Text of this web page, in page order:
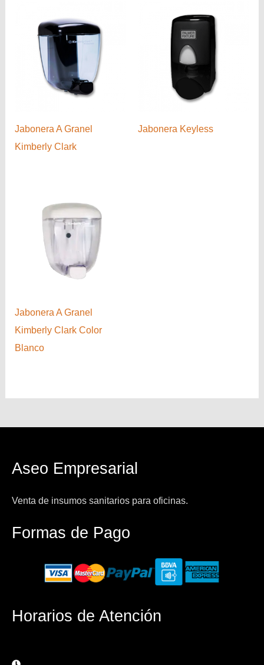
Jabonera A Granel
Kimberly Clark
Jabonera Keyless
Jabonera A Granel
Kimberly Clark Color
Blanco
Aseo Empresarial
Venta de insumos sanitarios para oficinas.
Formas de Pago
Horarios de Atención